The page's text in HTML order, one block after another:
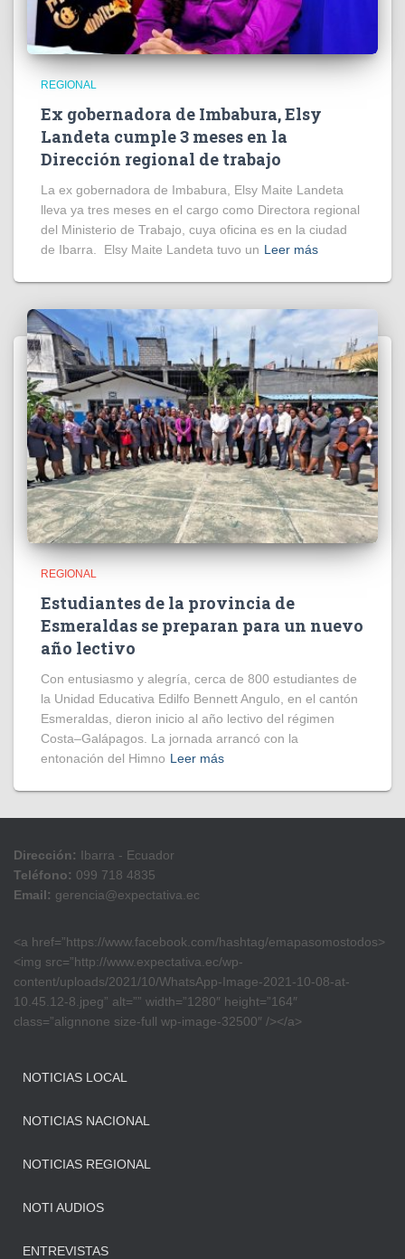
REGIONAL
Ex gobernadora de Imbabura, Elsy
Landeta cumple 3 meses en la
Dirección regional de trabajo
La ex gobernadora de Imbabura, Elsy Maite Landeta
lleva ya tres meses en el cargo como Directora regional
del Ministerio de Trabajo, cuya oficina es en la ciudad
de Ibarra. Elsy Maite Landeta tuvo un Leer más
REGIONAL
Estudiantes de la provincia de
Esmeraldas se preparan para un nuevo
año lectivo
Con entusiasmo y alegría, cerca de 800 estudiantes de
la Unidad Educativa Edilfo Bennett Angulo, en el cantón
Esmeraldas, dieron inicio al año lectivo del régimen
Costa–Galápagos. La jornada arrancó con la
entonación del Himno Leer más
Dirección: Ibarra - Ecuador
Teléfono: 099 718 4835
Email: gerencia@expectativa.ec
<a href=”https://www.facebook.com/hashtag/emapasomostodos>
<img src=”http://www.expectativa.ec/wp-
content/uploads/2021/10/WhatsApp-Image-2021-10-08-at-
10.45.12-8.jpeg” alt=”” width=”1280″ height=”164″
class=”alignnone size-full wp-image-32500″ /></a>
NOTICIAS LOCAL
NOTICIAS NACIONAL
NOTICIAS REGIONAL
NOTI AUDIOS
ENTREVISTAS